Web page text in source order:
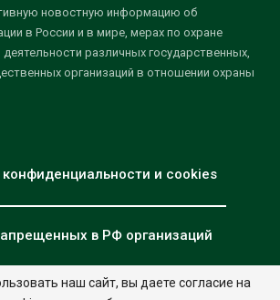
новостную информацию об
в России и в мире, мерах по охране
различных государственных,
организаций в отношении охраны
конфиденциальности и cookies
в РФ организаций
наш сайт, вы даете согласие на